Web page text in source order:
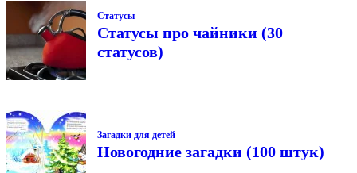
Статусы
Статусы про чайники (30
статусов)
Загадки для детей
Новогодние загадки (100 штук)